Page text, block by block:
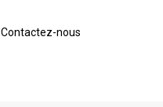
Contactez-nous